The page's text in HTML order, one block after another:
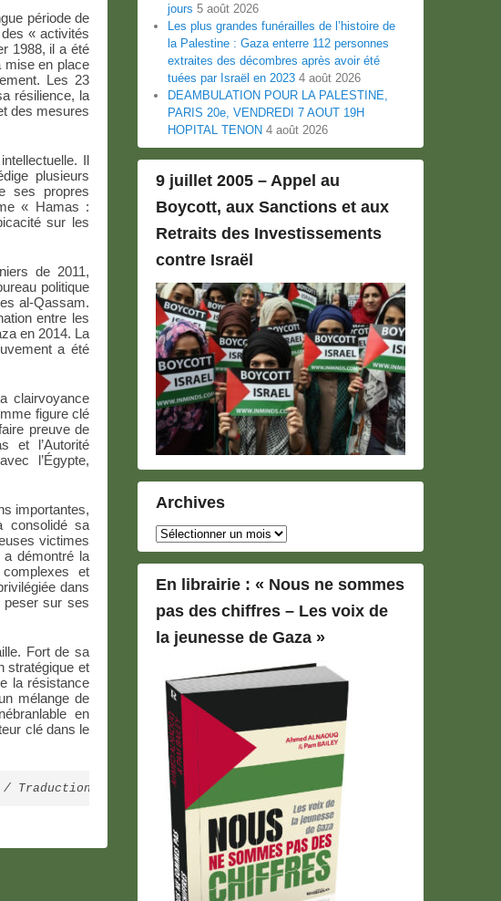
période de
« activités
1988, il a été
mise en place
Les 23
résilience, la
des mesures
Il
plusieurs
ses propres
« Hamas :
sur les
de 2011,
politique
al-Qassam.
entre les
en 2014. La
a été
clairvoyance
figure clé
preuve de
et l’Autorité
l’Égypte,
importantes,
consolidé sa
victimes
démontré la
et
dans
peser sur ses
Fort de sa
stratégique et
la résistance
mélange de
en
clé dans le
/ Traduction Chris & Dine
jours 5 août 2026
Les plus grandes funérailles de l’histoire de
la Palestine : Gaza enterre 112 personnes
extraites des décombres après avoir été
tuées par Israël en 2023 4 août 2026
DEAMBULATION POUR LA PALESTINE,
PARIS 20e, VENDREDI 7 AOUT 19H
HOPITAL TENON 4 août 2026
9 juillet 2005 – Appel au
Boycott, aux Sanctions et aux
Retraits des Investissements
contre Israël
Archives
Archives
En librairie : « Nous ne sommes
pas des chiffres – Les voix de
la jeunesse de Gaza »